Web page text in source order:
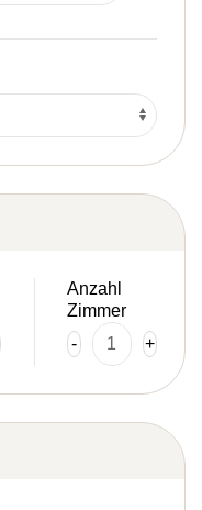
Anzahl
Zimmer
-
+